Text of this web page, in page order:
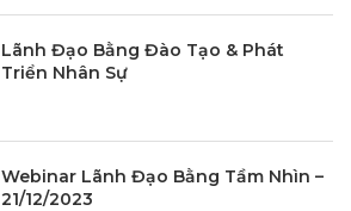
Lãnh Đạo Bằng Đào Tạo & Phát
Triển Nhân Sự
Webinar Lãnh Đạo Bằng Tầm Nhìn –
21/12/2023